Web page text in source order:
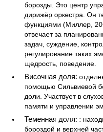
борозды. Это центр
дирижёр оркестра. Он
функциями (Миллер,
отвечает за
задач, суждение,
регулирование таких
щедрость, поведение.
Височная доля:
помощью Сильвиевой
доли. Участвует в
памяти и управлении
Теменная доля: :
бороздой и верхней